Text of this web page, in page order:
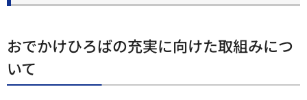
おでかけひろばの充実に向けた取組みにつ
いて